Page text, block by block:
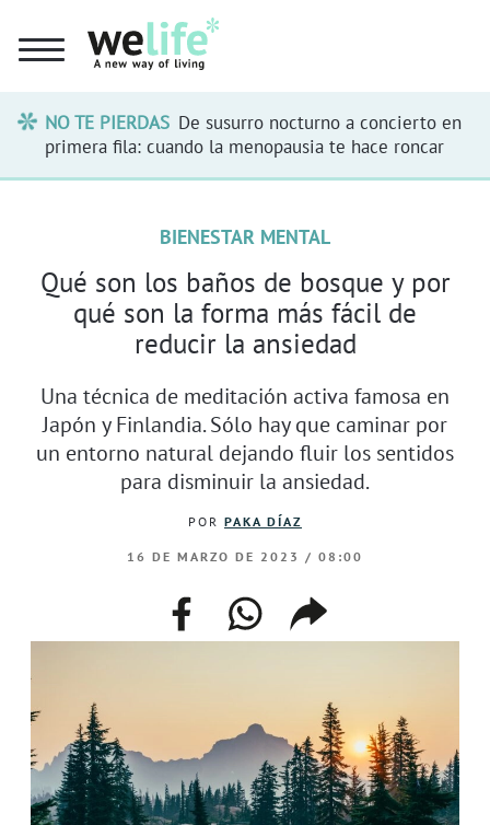
NO TE PIERDAS De susurro nocturno a concierto en
primera fila: cuando la menopausia te hace roncar
BIENESTAR MENTAL
Qué son los baños de bosque y por
qué son la forma más fácil de
reducir la ansiedad
Una técnica de meditación activa famosa en
Japón y Finlandia. Sólo hay que caminar por
un entorno natural dejando fluir los sentidos
para disminuir la ansiedad.
POR PAKA DÍAZ
16 DE MARZO DE 2023 / 08:00
facebookwhatsappcompartir
enlace